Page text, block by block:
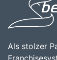
Als stolzer